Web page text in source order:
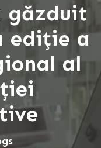
găzduit
ediție a
al